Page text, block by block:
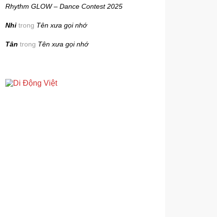
Rhythm GLOW – Dance Contest 2025
Nhi trong Tên xưa gọi nhớ
Tân trong Tên xưa gọi nhớ